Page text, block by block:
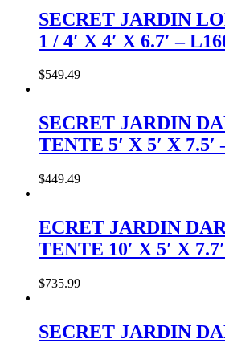
SECRET JARDIN
1 / 4′ X 4′ X 6.7′ –
$549.49
SECRET JARDIN
TENTE 5′ X 5′ X 7.5′
$449.49
ECRET JARDIN
TENTE 10′ X 5′ X
$735.99
SECRET JARDIN